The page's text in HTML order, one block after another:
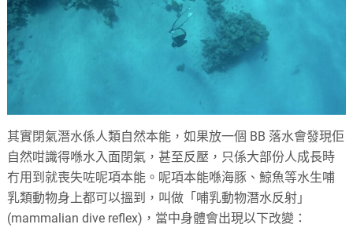
其實閉氣潛水係人類自然本能，如果放一個 BB 落水會發現佢
自然咁識得喺水入面閉氣，甚至反壓，只係大部份人成長時
冇用到就喪失咗呢項本能。呢項本能喺海豚、鯨魚等水生哺
乳類動物身上都可以搵到，叫做「哺乳動物潛水反射」
(mammalian dive reflex)，當中身體會出現以下改變：